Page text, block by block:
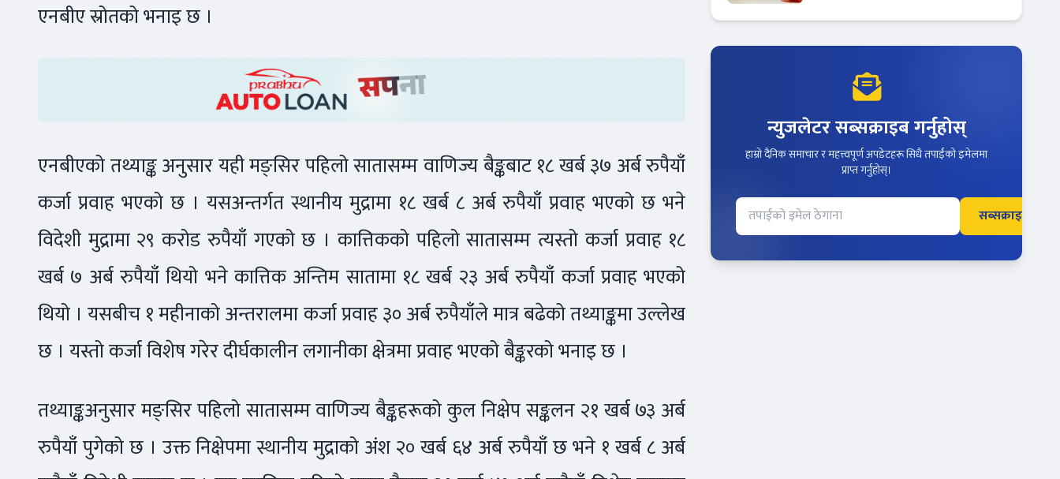
एनबीए स्रोतको भनाइ छ ।
एनबीएको तथ्याङ्क अनुसार यही मङ्सिर पहिलो सातासम्म वाणिज्य बैङ्कबाट १८ खर्ब ३७ अर्ब रुपैयाँ
कर्जा प्रवाह भएको छ । यसअन्तर्गत स्थानीय मुद्रामा १८ खर्ब ८ अर्ब रुपैयाँ प्रवाह भएको छ भने
विदेशी मुद्रामा २९ करोड रुपैयाँ गएको छ । कात्तिकको पहिलो सातासम्म त्यस्तो कर्जा प्रवाह १८
खर्ब ७ अर्ब रुपैयाँ थियो भने कात्तिक अन्तिम सातामा १८ खर्ब २३ अर्ब रुपैयाँ कर्जा प्रवाह भएको
थियो । यसबीच १ महीनाको अन्तरालमा कर्जा प्रवाह ३० अर्ब रुपैयाँले मात्र बढेको तथ्याङ्कमा उल्लेख
छ । यस्तो कर्जा विशेष गरेर दीर्घकालीन लगानीका क्षेत्रमा प्रवाह भएको बैङ्करको भनाइ छ ।
तथ्याङ्कअनुसार मङ्सिर पहिलो सातासम्म वाणिज्य बैङ्कहरूको कुल निक्षेप सङ्कलन २१ खर्ब ७३ अर्ब
रुपैयाँ पुगेको छ । उक्त निक्षेपमा स्थानीय मुद्राको अंश २० खर्ब ६४ अर्ब रुपैयाँ छ भने १ खर्ब ८ अर्ब
न्युजलेटर सब्सक्राइब गर्नुहोस्
हाम्रो दैनिक समाचार र महत्त्वपूर्ण अपडेटहरू सिधै तपाईंको इमेलमा
प्राप्त गर्नुहोस्।
सब्सक्राइब